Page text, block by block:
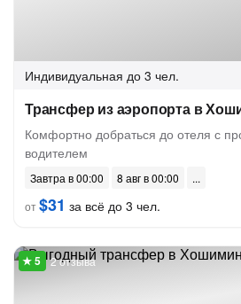
Индивидуальная до 3 чел.
Трансфер из аэропорта в
Комфортно добраться до отеля с
водителем
Завтра в 00:00
8 авг в 00:00
от$31 за всё до 3 чел.
2 отзыва